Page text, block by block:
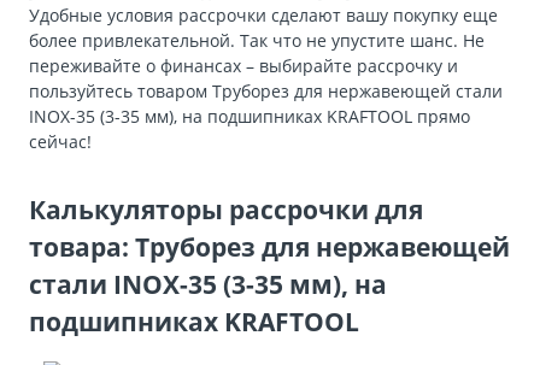
Удобные условия рассрочки сделают вашу покупку еще
более привлекательной. Так что не упустите шанс. Не
переживайте о финансах – выбирайте рассрочку и
пользуйтесь товаром Труборез для нержавеющей стали
INOX-35 (3-35 мм), на подшипниках KRAFTOOL прямо
сейчас!
Калькуляторы рассрочки для
товара: Труборез для нержавеющей
стали INOX-35 (3-35 мм), на
подшипниках KRAFTOOL